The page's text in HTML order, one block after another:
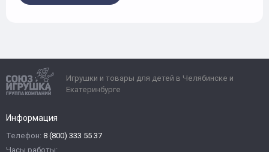
Игрушки и товары для детей в Челябинске и
Екатеринбурге
Информация
Телефон: 8 (800) 333 55 37
Часы работы: